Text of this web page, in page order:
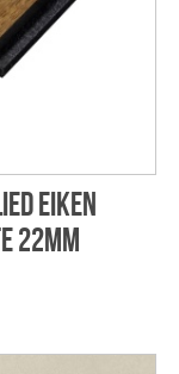
eiken
22mm